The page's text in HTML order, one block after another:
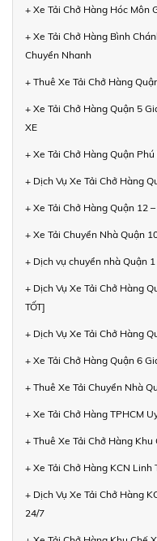
+ Xe Tải Chở Hàng Hóc Môn
+ Xe Tải Chở Hàng Bình
Chuyển Nhanh
+ Thuê Xe Tải Chở Hàng
+ Xe Tải Chở Hàng Quận 5
XE
+ Xe Tải Chở Hàng Quận
+ Dịch Vụ Xe Tải Chở Hàng
+ Xe Tải Chở Hàng Quận 12
+ Xe Tải Chuyển Nhà Quận
+ Dịch vụ chuyển nhà Quận
+ Dịch Vụ Xe Tải Chở Hàng
TỐT]
+ Dịch Vụ Xe Tải Chở Hàng
+ Xe Tải Chở Hàng Quận 6
+ Thuê Xe Tải Chuyển Nhà
+ Xe Tải Chở Hàng TPHCM
+ Thuê Xe Tải Chở Hàng
+ Xe Tải Chở Hàng KCN Linh
+ Dịch Vụ Xe Tải Chở Hàng
24/7